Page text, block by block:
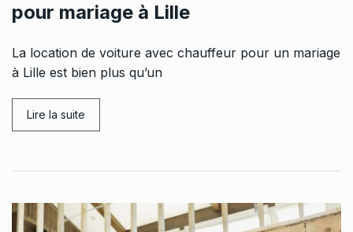
pour mariage à Lille
La location de voiture avec chauffeur pour un mariage
à Lille est bien plus qu’un
Lire la suite